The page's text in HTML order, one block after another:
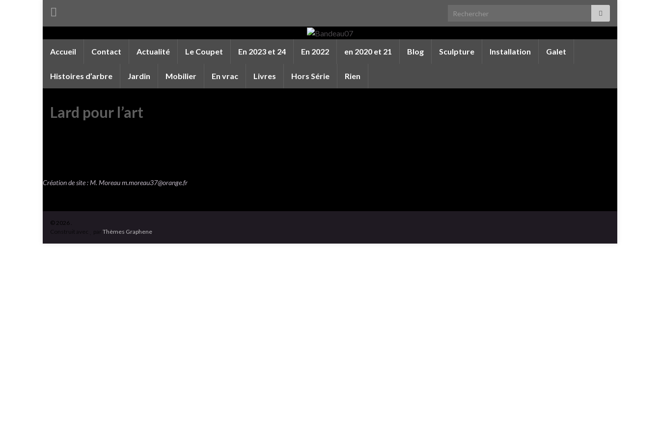
Search for:
Accueil Contact Actualité Le Coupet En 2023 et 24 En 2022 en 2020 et 21 Blog Sculpture Installation Galet
Histoires d’arbre Jardin Mobilier En vrac Livres Hors Série Rien
Lard pour l’art
Création de site : M. Moreaum.moreau37@orange.fr
© 2026 .
Construit avec
parThèmes Graphene